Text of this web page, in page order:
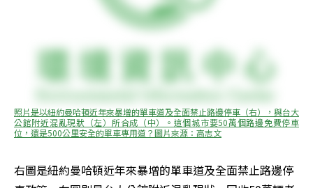
照片是以紐約曼哈頓近年來暴增的單車道及全面禁止路邊停車（右），與台大
公館附近混亂現狀（左）所合成（中）。這個城市要50萬個路邊免費停車
位，還是500公里安全的單車專用道？圖片來源：高志文
右圖是紐約曼哈頓近年來暴增的單車道及全面禁止路邊停